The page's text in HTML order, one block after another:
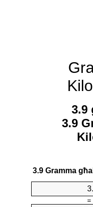
3.9
3.9
3.9 Gramma
=